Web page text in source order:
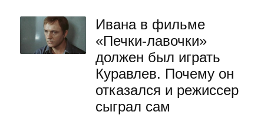
Ивана в фильме
«Печки-лавочки»
должен был играть
Куравлев. Почему он
отказался и режиссер
сыграл сам